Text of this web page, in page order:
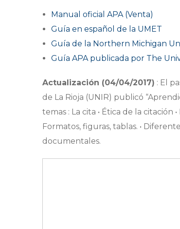
Manual oficial APA (Venta)
Guía en español de la UMET
Guía de la Northern Michigan
Guía APA publicada por The
Actualización (04/04/2017) : El
de La Rioja (UNIR) publicó
temas : La cita • Ética de la citación
Formatos, figuras, tablas. •
documentales.